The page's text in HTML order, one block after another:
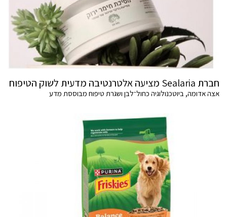
חברת Sealaria מציעה אלטרנטיבה מדעית לשוק הטיפוח
אצה אדומה, ביוטכנולוגיה כחול־לבן ושגרת טיפוח מבוססת מדע